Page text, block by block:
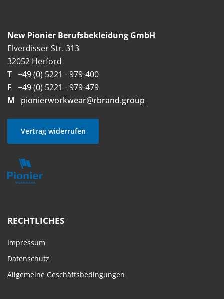
New Pionier Berufsbekleidung GmbH
Elverdisser Str. 313
32052 Herford
T +49 (0) 5221 - 979-400
F +49 (0) 5221 - 979-479
M
pionierworkwear@rbrand.group
Vertrag widerrufen
RECHTLICHES
Impressum
Datenschutz
Allgemeine Geschäftsbedingungen